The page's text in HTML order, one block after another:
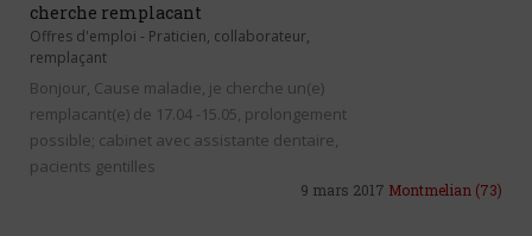
cherche remplacant
Offres d'emploi - Praticien, collaborateur,
remplaçant
Bonjour, Cause maladie, je cherche un(e)
remplacant(e) de 17.04 -15.05, prolongement
possible; cabinet avec assistante dentaire,
pacients gentilles
9 mars 2017 Montmelian (73)